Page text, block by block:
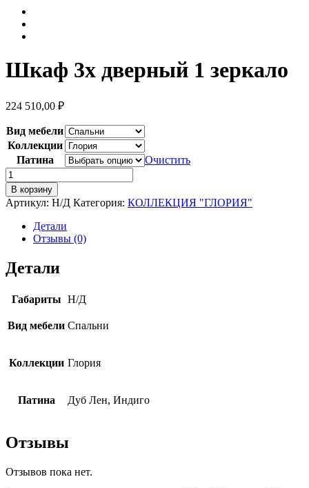
Шкаф 3х дверный 1 зеркало
224 510,00 ₽
Вид мебели
Коллекции
Патина
Очистить
Количество
товара
Шкаф
3х
дверный
зеркало
В корзину
Артикул: Н/Д Категория: КОЛЛЕКЦИЯ "ГЛОРИЯ"
Детали
Отзывы (0)
Детали
Габариты Н/Д
Вид мебели Спальни
Коллекции Глория
Патина Дуб Лен, Индиго
Отзывы
Отзывов пока нет.